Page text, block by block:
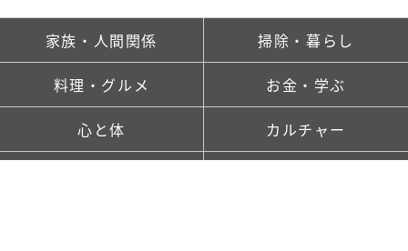
家族・人間関係 掃除・暮らし
料理・グルメ お金・学ぶ
心と体 カルチャー